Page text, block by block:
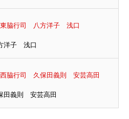
洋子 浅口
田義則 安芸高田